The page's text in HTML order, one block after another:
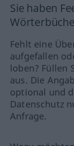
Sie haben
Fehlt eine
aufgefallen
loben? Füllen
aus. Die
optional und
Datenschutz
Anfrage.